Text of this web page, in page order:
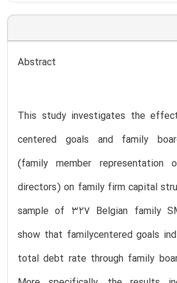
Abstract
This study investigates the
centered goals and family
(family member
directors) on family firm capital
sample of 327 Belgian family
show that familycentered goals
total debt rate through family